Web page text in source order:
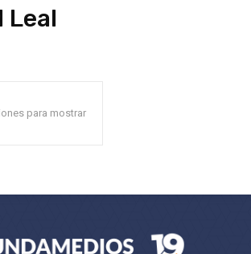
Leal
para mostrar